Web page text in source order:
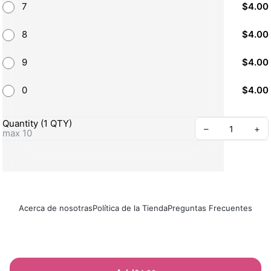
7 $4.00
8 $4.00
9 $4.00
0 $4.00
Quantity (1 QTY)
max 10
– +
Acerca de nosotrasPolítica de la TiendaPreguntas Frecuentes